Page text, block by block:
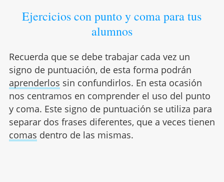
Ejercicios con punto y coma para tus
alumnos
Recuerda que se debe trabajar cada vez un
signo de puntuación, de esta forma podrán
aprenderlos sin confundirlos. En esta ocasión
nos centramos en comprender el uso del punto
y coma. Este signo de puntuación se utiliza para
separar dos frases diferentes, que a veces tienen
comas dentro de las mismas.